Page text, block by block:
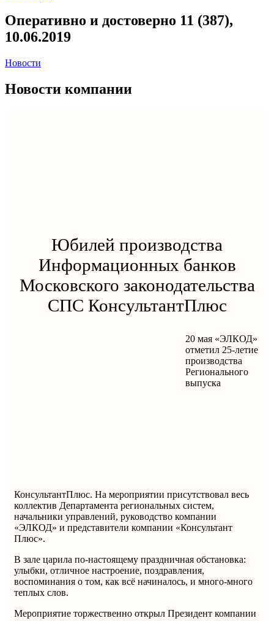
Оперативно и достоверно 11 (387),
10.06.2019
Новости
Новости компании
Юбилей производства
Информационных банков
Московского законодательства
СПС КонсультантПлюс
20 мая «ЭЛКОД»
отметил 25-летие
производства
Регионального
выпуска
КонсультантПлюс. На мероприятии присутствовал весь
коллектив Департамента региональных систем,
начальники управлений, руководство компании
«ЭЛКОД» и представители компании «Консультант
Плюс».
В зале царила по-настоящему праздничная обстановка:
улыбки, отличное настроение, поздравления,
воспоминания о том, как всё начиналось, и много-много
теплых слов.
Мероприятие торжественно открыл Президент компании